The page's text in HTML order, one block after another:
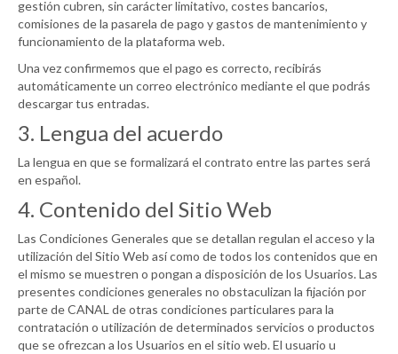
gestión cubren, sin carácter limitativo, costes bancarios,
comisiones de la pasarela de pago y gastos de mantenimiento y
funcionamiento de la plataforma web.
Una vez confirmemos que el pago es correcto, recibirás
automáticamente un correo electrónico mediante el que podrás
descargar tus entradas.
3. Lengua del acuerdo
La lengua en que se formalizará el contrato entre las partes será
en español.
4. Contenido del Sitio Web
Las Condiciones Generales que se detallan regulan el acceso y la
utilización del Sitio Web así como de todos los contenidos que en
el mismo se muestren o pongan a disposición de los Usuarios. Las
presentes condiciones generales no obstaculizan la fijación por
parte deCANAL de otras condiciones particulares para la
contratación o utilización de determinados servicios o productos
que se ofrezcan a los Usuarios en el sitio web. El usuario u